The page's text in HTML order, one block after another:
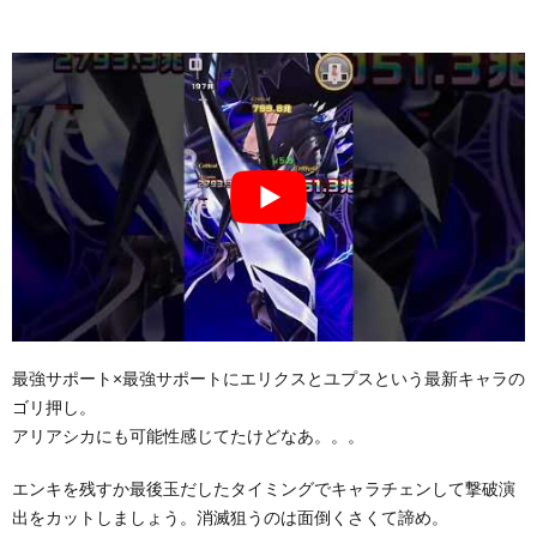
最強サポート×最強サポートにエリクスとユプスという最新キャラの
ゴリ押し。
アリアシカにも可能性感じてたけどなあ。。。
エンキを残すか最後玉だしたタイミングでキャラチェンして撃破演
出をカットしましょう。消滅狙うのは面倒くさくて諦め。